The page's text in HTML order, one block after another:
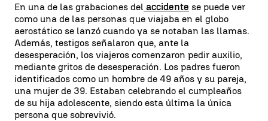
En una de las grabaciones del accidente se puede ver
como una de las personas que viajaba en el globo
aerostático se lanzó cuando ya se notaban las llamas.
Además, testigos señalaron que, ante la
desesperación, los viajeros comenzaron pedir auxilio,
mediante gritos de desesperación. Los padres fueron
identificados como un hombre de 49 años y su pareja,
una mujer de 39. Estaban celebrando el cumpleaños
de su hija adolescente, siendo esta última la única
persona que sobrevivió.